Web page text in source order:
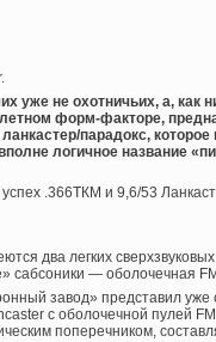
уже не охотничьих, а, как
форм-факторе,
парадокс,
логичное название
.366ТКМ и 9,6/53
два легких
сабсоники — оболочечная
завод» представил
с оболочечной пулей
поперечником,